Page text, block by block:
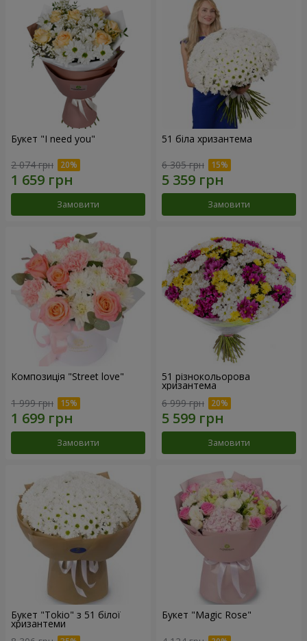
Букет "I need you"
2 074 грн
Замовити
51 біла хризантема
6 305 грн
Замовити
Композиція "Street love"
1 999 грн
Замовити
51 різнокольорова
хризантема
6 999 грн
Замовити
Букет "Tokio" з 51 білої
хризантеми
Букет "Magic Rose"